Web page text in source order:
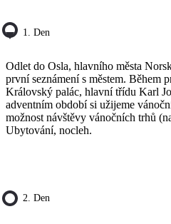
1. Den
Odlet do Osla, hlavního města
první seznámení s městem. Během
Královský palác, hlavní třídu Karl
adventním období si užijeme
možnost návštěvy vánočních trhů
Ubytování, nocleh.
2. Den